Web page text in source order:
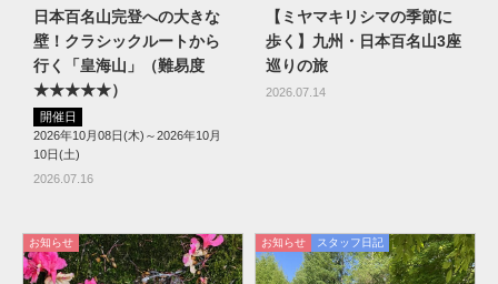
日本百名山完登への大きな
壁！クラシックルートから
行く「皇海山」（難易度
★★★★★）
開催日
2026年10月08日(木)～2026年10月
10日(土)
2026.07.16
【ミヤマキリシマの季節に
歩く】九州・日本百名山3座
巡りの旅
2026.07.14
お知らせ お知らせ スタッフ日記